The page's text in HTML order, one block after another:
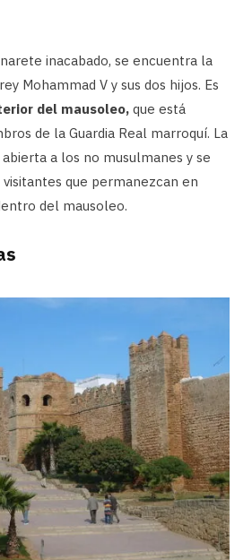
inacabado, se encuentra la
Mohammad V y sus dos hijos. Es
del mausoleo, que está
de la Guardia Real marroquí. La
a los no musulmanes y se
que permanezcan en
del mausoleo.